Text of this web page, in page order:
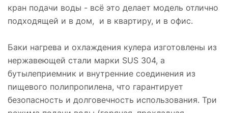
кран подачи воды - всё это делает модель отлично
подходящей и в дом, и в квартиру, и в офис.
Баки нагрева и охлаждения кулера изготовлены из
нержавеющей стали марки SUS 304, а
бутылеприемник и внутренние соединения из
пищевого полипропилена, что гарантирует
безопасность и долговечность использования. Три